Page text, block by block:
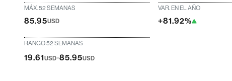
MÁX. 52 SEMANAS
85.95USD
VAR. EN EL AÑO
+81.92%
RANGO 52 SEMANAS
19.61USD-85.95USD